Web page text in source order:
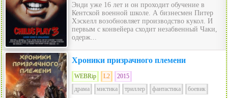
Энди уже 16 лет и он проходит обучение в
Кентской военной школе. А бизнесмен Питер
Хэскелл возобновляет производство кукол. И
первым с конвейера сходит незабвенный Чаки,
одерж...
Хроники призрачного племени
WEBRip L2
2015
драма
мистика триллер фантастика боевик